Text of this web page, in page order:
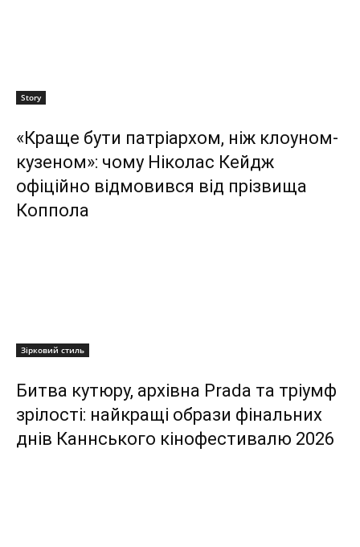
Story
«Краще бути патріархом, ніж клоуном-
кузеном»: чому Ніколас Кейдж
офіційно відмовився від прізвища
Коппола
Зірковий стиль
Битва кутюру, архівна Prada та тріумф
зрілості: найкращі образи фінальних
днів Каннського кінофестивалю 2026